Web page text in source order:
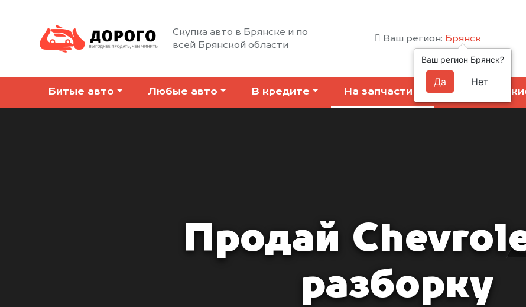
Скупка авто в Брянске и по
всей Брянской области
Ваш регион: Брянск
Битые авто Любые авто В кредите На запчасти
Продай
разборку
Ваш регион Брянск?
Да Нет